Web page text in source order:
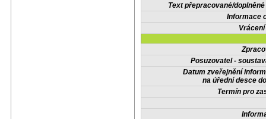
Text přepracované/
Informace
Posuzovatel -
Datum zveřejnění
na úřední desce
Termín pro